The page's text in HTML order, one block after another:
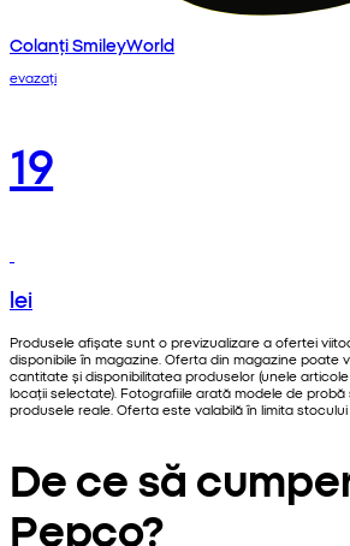
Colanți SmileyWorld
evazați
19
lei
Produsele afișate sunt o previzualizare a ofertei
disponibile în magazine. Oferta din magazine poate
cantitate și disponibilitatea produselor (unele
locații selectate). Fotografiile arată modele de
produsele reale. Oferta este valabilă în limita stocului
De ce să
Pepco?